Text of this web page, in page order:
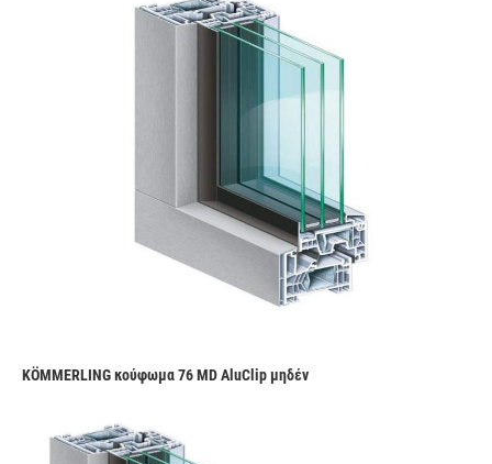
KÖMMERLING κούφωμα 76 MD AluClip μηδέν